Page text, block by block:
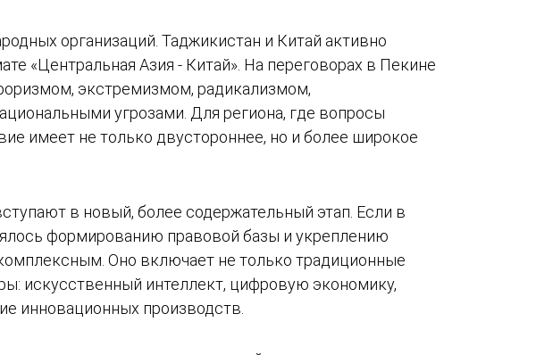
организаций. Таджикистан и Китай активно
«Центральная Азия - Китай». На переговорах в Пекине
экстремизмом, радикализмом,
угрозами. Для региона, где вопросы
имеет не только двустороннее, но и более широкое
в новый, более содержательный этап. Если в
формированию правовой базы и укреплению
Оно включает не только традиционные
искусственный интеллект, цифровую экономику,
инновационных производств.